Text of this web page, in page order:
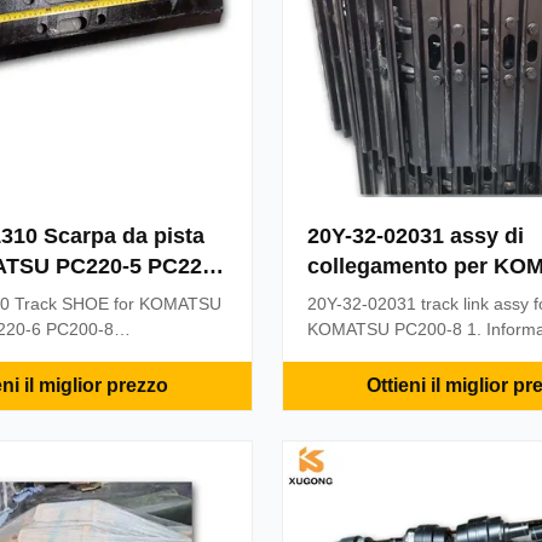
Scarpa da pista
PC220-5 PC220-
Track SHOE for KOMATSU
6 PC200-8
20Y-32-31310 Model No:
6 PC200-8
Part MOQ: 2 Pieces Stock:
3 ...
il miglior prezzo
20Y-32-02031 assy di
collegamento per
PC200-8
20Y-32-02031 track link assy
KOMATSU PC200-8 1.
PC200-8 Parts Name: 20Y-
Place of Origin China
Guangzhou or As Request
Ottieni il miglior